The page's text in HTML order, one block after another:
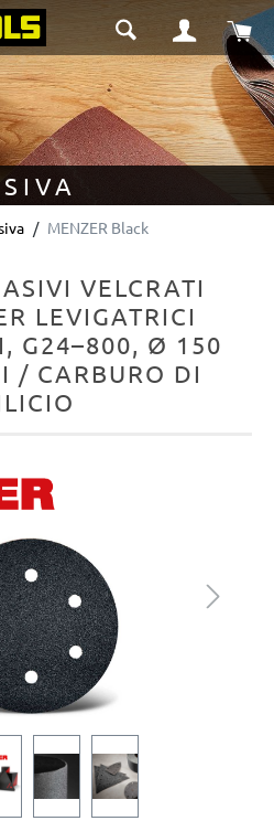
Il
MENZER Black
VELCRATI
LEVIGATRICI
G24–800, Ø 150
/ CARBURO DI